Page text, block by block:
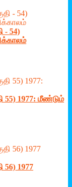
- 54)
1977: மீண்டும்
1977